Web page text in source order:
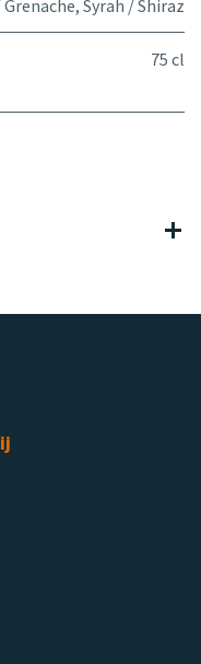
, Syrah / Shiraz
75 cl